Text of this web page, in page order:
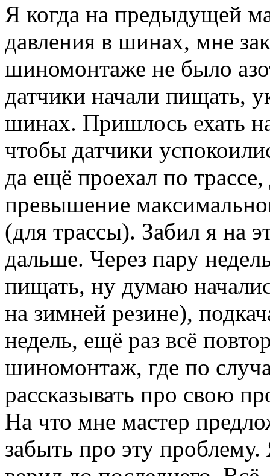
Я когда на предыдущей
давления в шинах, мне
шиномонтаже не было
датчики начали пищать,
шинах. Пришлось ехать
чтобы датчики
да ещё проехал по
превышение
(для трассы). Забил я на
дальше. Через пару
пищать, ну думаю
на зимней резине),
недель, ещё раз всё
шиномонтаж, где по
рассказывать про свою
На что мне мастер
забыть про эту проблему.